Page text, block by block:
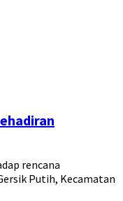
rencana
Putih, Kecamatan